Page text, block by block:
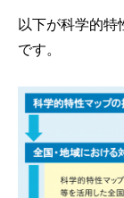
以下が科学的特
です。